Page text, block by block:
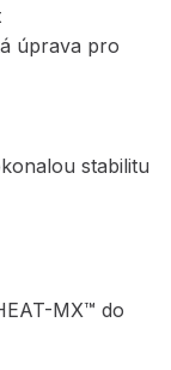
úprava pro
stabilitu
MX™ do